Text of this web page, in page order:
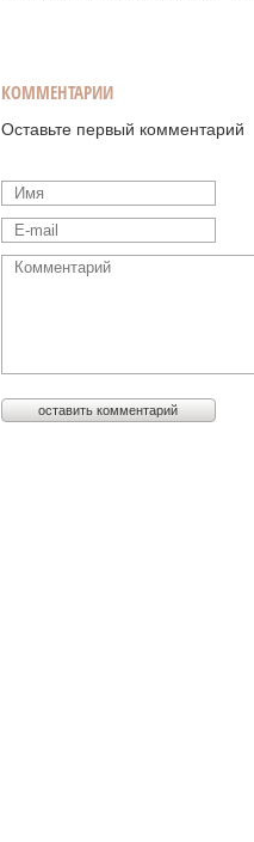
КОММЕНТАРИИ
Оставьте первый комментарий